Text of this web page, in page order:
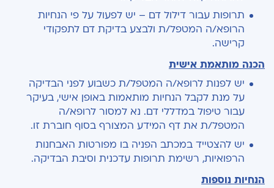
תרופות עבור דילול דם – יש לפעול על פי הנחיות
הרופא/ה המטפל/ת ולבצע בדיקת דם לתפקודי
קרישה.
הכנה מותאמת אישית
יש לפנות לרופא/ה המטפל/ת כשבוע לפני הבדיקה
על מנת לקבל הנחיות מותאמות באופן אישי, בעיקר
עבור טיפול במדללי דם. נא למסור לרופא/ה
המטפל/ת את דף המידע המצורף בסוף חוברת זו.
יש להצטייד במכתב הפניה בו מפורטות האבחנות
הרפואיות, רשימת תרופות עדכנית וסיבת הבדיקה.
הנחיות נוספות